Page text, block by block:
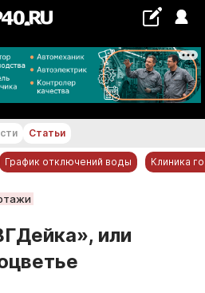
+16...+17 °С
Статьи
График отключений воды Клиника
или